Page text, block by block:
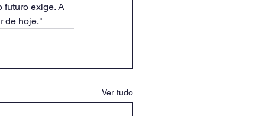
futuro exige. A
de hoje."
Ver tudo